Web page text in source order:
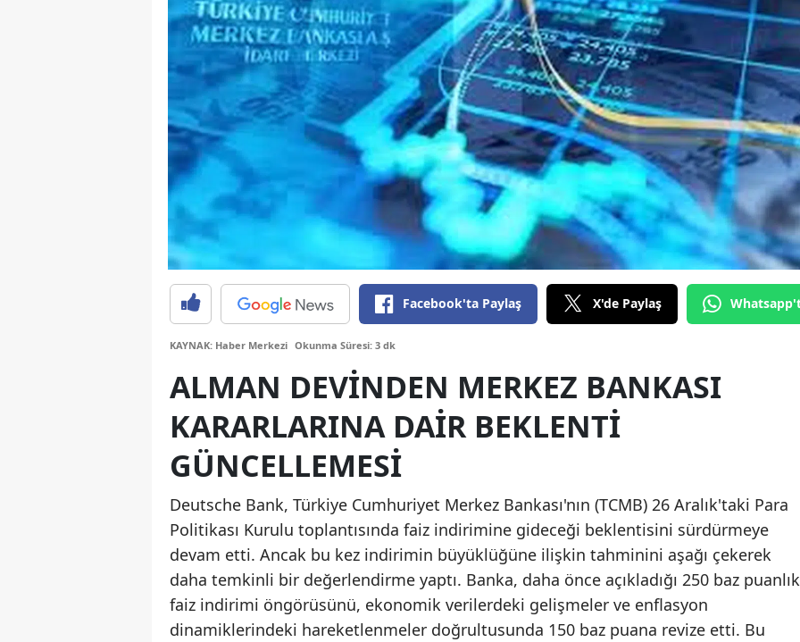
Burdur
Bursa
Çanakkale
Çankırı
Çorum
Denizli
Diyarbakır
Edirne
Elazığ
Erzurum
Eskişehir
Gümüşhane
Hakkari
Hatay
Isparta
Facebook'ta Paylaş X'de Paylaş
KAYNAK: Haber Merkezi Okunma Süresi: 3 dk
ALMAN DEVINDEN MERKEZ BANKASI
KARARLARINA DAIR BEKLENTI
GÜNCELLEMESI
Deutsche Bank, Türkiye Cumhuriyet Merkez Bankası'nın (TCMB) 26 Aralık'taki Para
Politikası Kurulu toplantısında faiz indirimine gideceği beklentisini sürdürmeye
devam etti. Ancak bu kez indirimin büyüklüğüne ilişkin tahminini aşağı çekerek
daha temkinli bir değerlendirme yaptı. Banka, daha önce açıkladığı 250 baz puanlık
faiz indirimi öngörüsünü, ekonomik verilerdeki gelişmeler ve enflasyon
dinamiklerindeki hareketlenmeler doğrultusunda 150 baz puana revize etti. Bu